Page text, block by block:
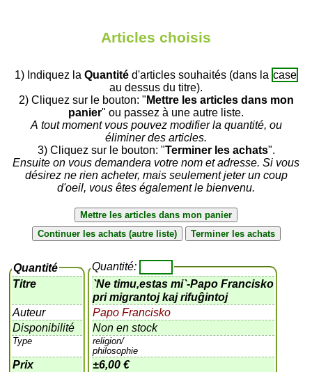
Articles choisis
1) Indiquez la Quantitéd'articles souhaités (dans la case
au dessus du titre).
2) Cliquez sur le bouton: " Mettre les articles dans mon
panier" ou passez à une autre liste.
A tout moment vous pouvez modifier la quantité, ou
éliminer des articles.
3) Cliquez sur le bouton: "Terminer les achats".
Ensuite on vous demandera votre nom et adresse. Si vous
désirez ne rien acheter, mais seulement jeter un coup
d'oeil, vous êtes également le bienvenu.
Quantité
Titre
Auteur
Disponibilité
Type
Prix
Quantité:
`Ne timu,estas mi`-Papo Francisko
pri migrantoj kaj rifuĝintoj
Papo Francisko
Non en stock
religion/
philosophie
±6,00 €